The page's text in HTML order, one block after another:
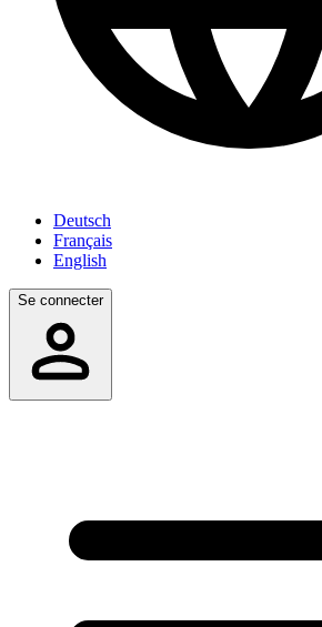
Deutsch
Français
English
Se connecter